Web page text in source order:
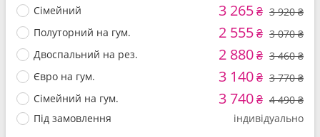
Сімейний
3 265₴ 3 920 ₴
Полуторний на гум.
2 555₴ 3 070 ₴
Двоспальний на рез.
2 880₴ 3 460 ₴
Євро на гум.
3 140₴ 3 770 ₴
Сімейний на гум.
3 740₴ 4 490 ₴
Під замовлення
індивідуально